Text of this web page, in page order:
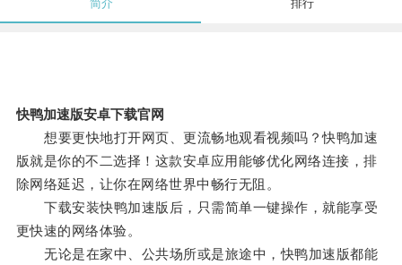
简介 排行
快鸭加速版安卓下载官网
想要更快地打开网页、更流畅地观看视频吗？快鸭加速
版就是你的不二选择！这款安卓应用能够优化网络连接，排
除网络延迟，让你在网络世界中畅行无阻。
下载安装快鸭加速版后，只需简单一键操作，就能享受
更快速的网络体验。
无论是在家中、公共场所或是旅途中，快鸭加速版都能